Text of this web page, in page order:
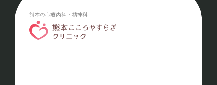
熊本の心療内科・精神科